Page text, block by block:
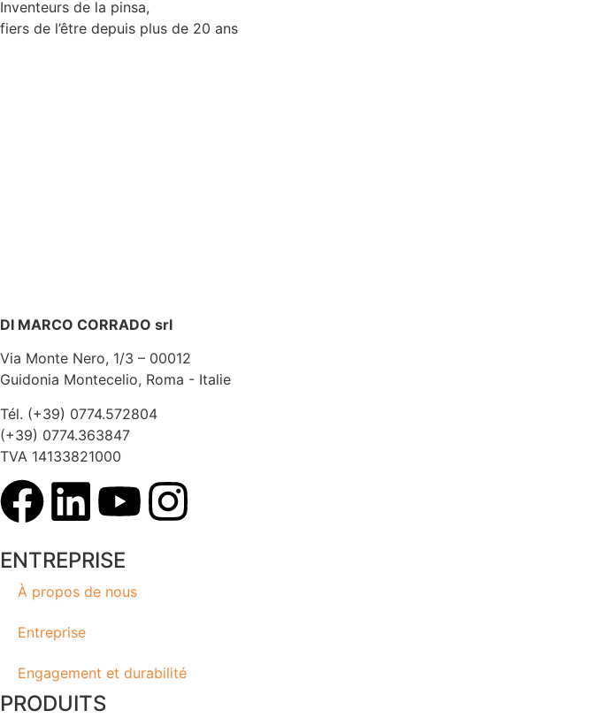
Inventeurs de la pinsa,
fiers de l’être depuis plus de 20 ans
DI MARCO CORRADO srl
Via Monte Nero, 1/3 – 00012
Guidonia Montecelio, Roma - Italie
Tél. (+39) 0774.572804
(+39) 0774.363847
TVA 14133821000
ENTREPRISE
À propos de nous
Entreprise
Engagement et durabilité
PRODUITS